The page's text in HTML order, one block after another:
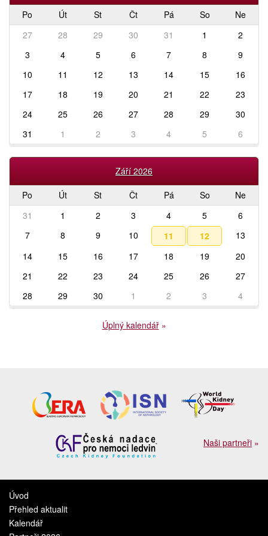
Po
Út St Čt Pá So
Ne
27
28 29 30 31 1
2
3
4 5 6 7 8
9
10
11 12 13 14 15
16
17
18 19 20 21 22
23
24
25 26 27 28 29
30
31
1 2 3 4 5 6
Září 2026
Po
Út St Čt Pá So
Ne
31
1 2 3 4 5
6
7
8 9 10 11 12
13
14
15 16 17 18 19
20
21
22 23 24 25 26
27
28
29 30 1 2 3 4
Úplný kalendář»
Naši partneři »
Úvod
Přehled aktualit
Kalendář